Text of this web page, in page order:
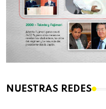
NUESTRAS REDES